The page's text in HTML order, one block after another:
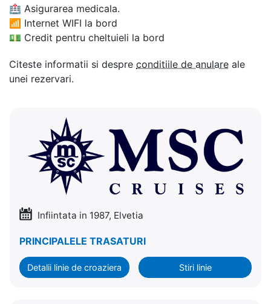
🏥 Asigurarea medicala.
📶 Internet WIFI la bord
💵 Credit pentru cheltuieli la bord
Citeste informatii si despre conditiile de anulare ale
unei rezervari.
Infiintata in 1987, Elvetia
PRINCIPALELE TRASATURI
Detalii linie de croaziera Stiri linie